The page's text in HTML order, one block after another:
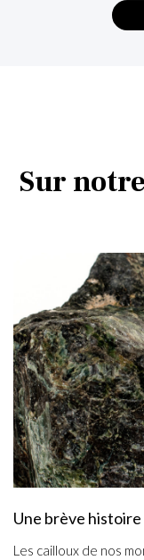
Sur
Une brève histoire
Les cailloux de nos